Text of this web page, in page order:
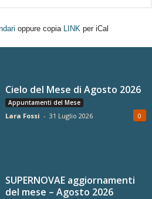
oppure copia LINK per iCal
Cielo del Mese di Agosto 2026
Appuntamenti del Mese
Lara Fossi - 31 Luglio 2026 0
SUPERNOVAE aggiornamenti
del mese – Agosto 2026